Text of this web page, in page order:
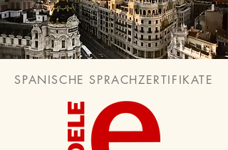
SPANISCHE SPRACHZERTIFIKATE